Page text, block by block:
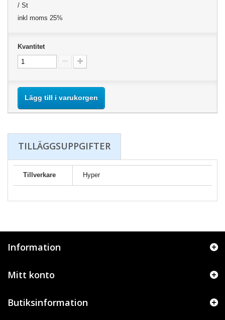
/ St
inkl moms 25%
Kvantitet
Lägg till i varukorgen
TILLÄGGSUPPGIFTER
Tillverkare Hyper
Information
Mitt konto
Butiksinformation